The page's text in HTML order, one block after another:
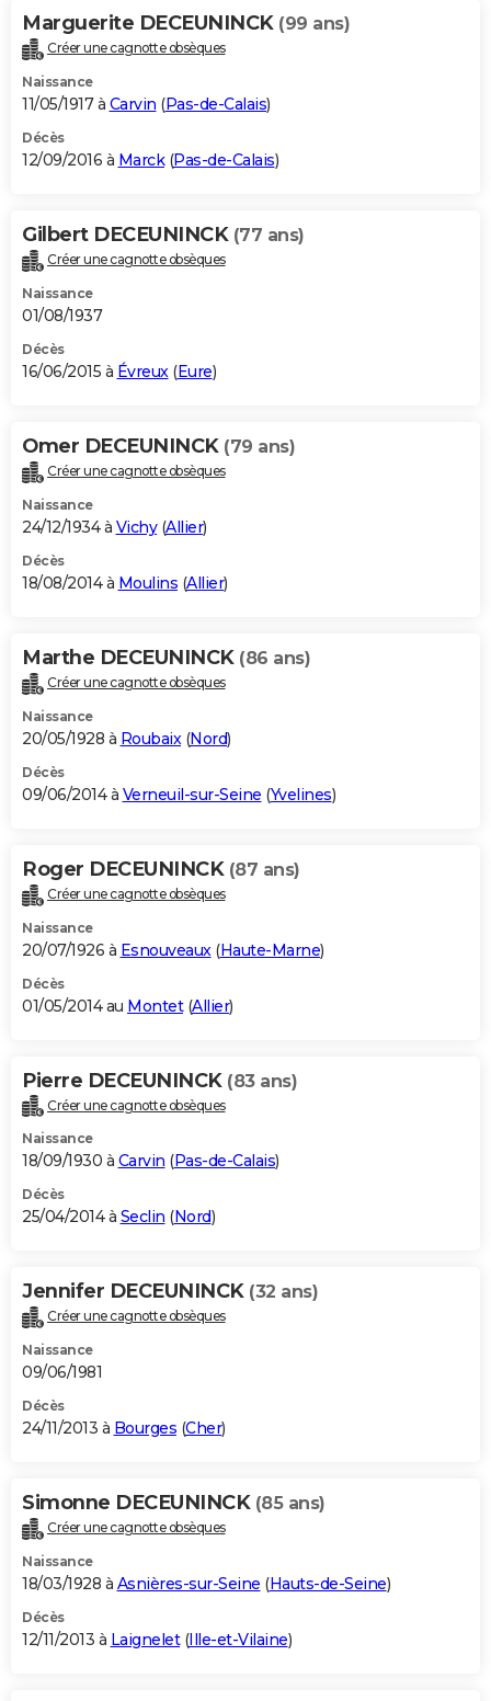
Marguerite DECEUNINCK (99 ans)
Créer une cagnotte obsèques
Naissance
11/05/1917 à Carvin (Pas-de-Calais)
Décès
12/09/2016 à Marck(Pas-de-Calais)
Gilbert DECEUNINCK (77 ans)
Créer une cagnotte obsèques
Naissance
01/08/1937
Décès
16/06/2015 à Évreux(Eure)
Omer DECEUNINCK (79 ans)
Créer une cagnotte obsèques
Naissance
24/12/1934 à Vichy(Allier)
Décès
18/08/2014 à Moulins (Allier)
Marthe DECEUNINCK (86 ans)
Créer une cagnotte obsèques
Naissance
20/05/1928 à Roubaix(Nord)
Décès
09/06/2014 à Verneuil-sur-Seine (Yvelines)
Roger DECEUNINCK (87 ans)
Créer une cagnotte obsèques
Naissance
20/07/1926 à Esnouveaux (Haute-Marne)
Décès
01/05/2014 au Montet(Allier)
Pierre DECEUNINCK (83 ans)
Créer une cagnotte obsèques
Naissance
18/09/1930 à Carvin (Pas-de-Calais)
Décès
25/04/2014 à Seclin (Nord)
Jennifer DECEUNINCK (32 ans)
Créer une cagnotte obsèques
Naissance
09/06/1981
Décès
24/11/2013 à Bourges (Cher)
Simonne DECEUNINCK (85 ans)
Créer une cagnotte obsèques
Naissance
18/03/1928 à Asnières-sur-Seine (Hauts-de-Seine)
Décès
12/11/2013 à Laignelet(Ille-et-Vilaine)